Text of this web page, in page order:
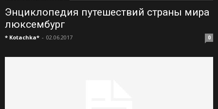
Энциклопедия путешествий страны мира
люксембург
* Kotachka* - 02.06.2017 0